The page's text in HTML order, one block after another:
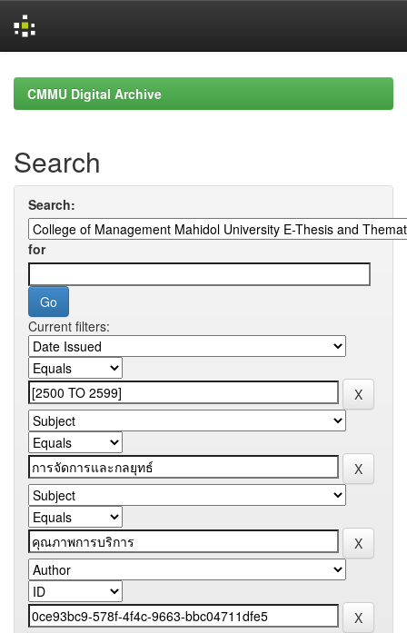
navigationCMMU Digital Archive
Search
Search:
for
Current filters: